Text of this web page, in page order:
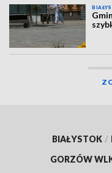
BIAŁYSTOK /
GORZÓW